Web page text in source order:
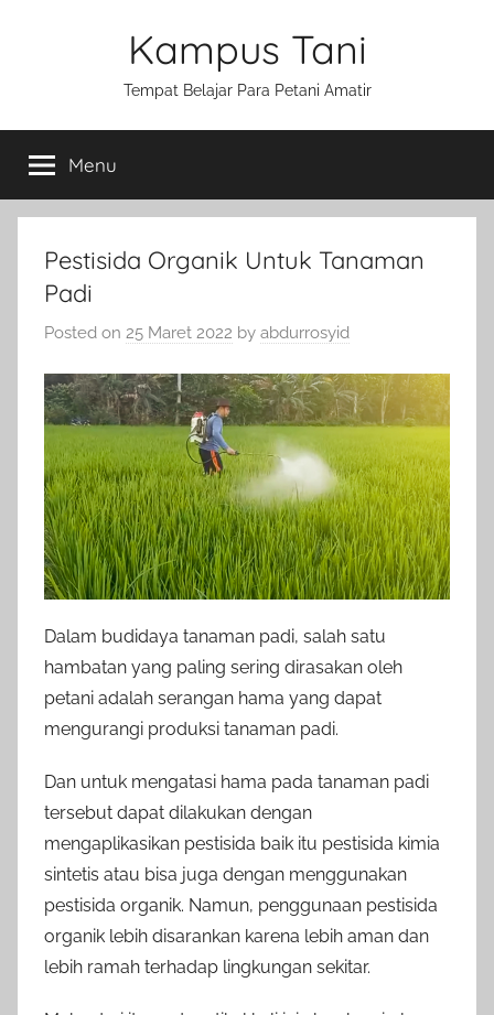
Kampus Tani
Tempat Belajar Para Petani Amatir
Menu
Pestisida Organik Untuk Tanaman
Padi
Posted on 25 Maret 2022 by abdurrosyid
Dalam budidaya tanaman padi, salah satu
hambatan yang paling sering dirasakan oleh
petani adalah serangan hama yang dapat
mengurangi produksi tanaman padi.
Dan untuk mengatasi hama pada tanaman padi
tersebut dapat dilakukan dengan
mengaplikasikan pestisida baik itu pestisida kimia
sintetis atau bisa juga dengan menggunakan
pestisida organik. Namun, penggunaan pestisida
organik lebih disarankan karena lebih aman dan
lebih ramah terhadap lingkungan sekitar.